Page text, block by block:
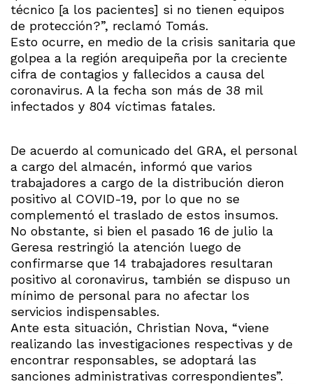
técnico [a los pacientes] si no tienen equipos
de protección?”, reclamó Tomás.
Esto ocurre, en medio de la crisis sanitaria que
golpea a la región arequipeña por la creciente
cifra de contagios y fallecidos a causa del
coronavirus. A la fecha son más de 38 mil
infectados y 804 víctimas fatales.
De acuerdo al comunicado del GRA, el personal
a cargo del almacén, informó que varios
trabajadores a cargo de la distribución dieron
positivo al COVID-19, por lo que no se
complementó el traslado de estos insumos.
No obstante, si bien el pasado 16 de julio la
Geresa restringió la atención luego de
confirmarse que 14 trabajadores resultaran
positivo al coronavirus, también se dispuso un
mínimo de personal para no afectar los
servicios indispensables.
Ante esta situación, Christian Nova, “viene
realizando las investigaciones respectivas y de
encontrar responsables, se adoptará las
sanciones administrativas correspondientes”.